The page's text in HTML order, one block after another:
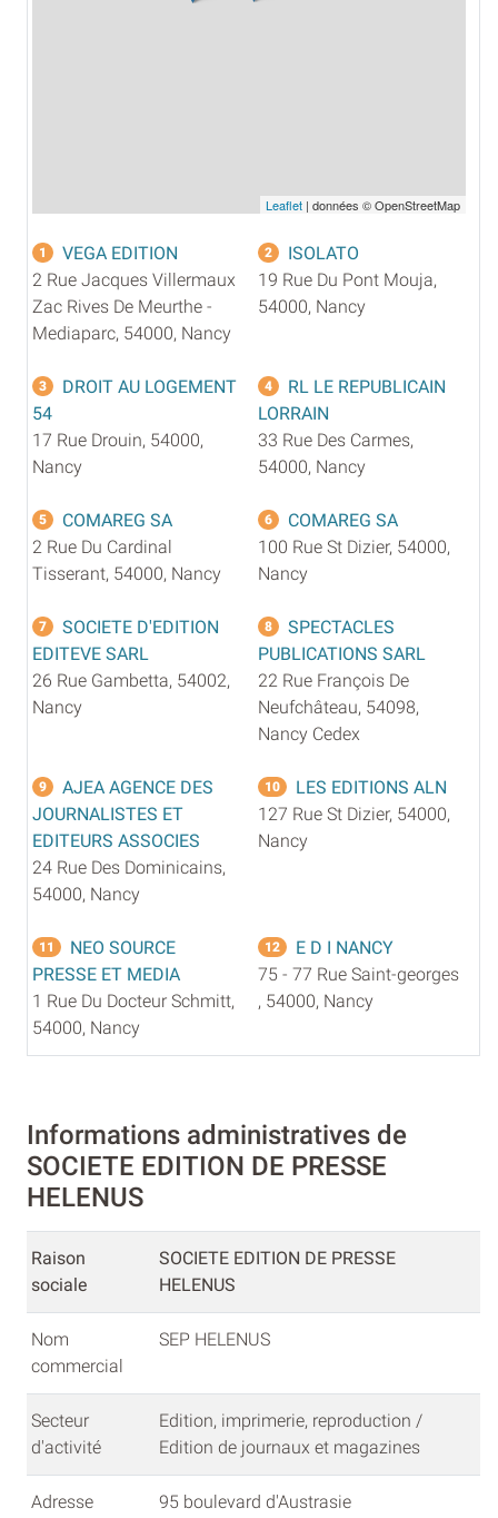
Leaflet | données © OpenStreetMap
1
VEGA EDITION
2 Rue Jacques Villermaux
Zac Rives De Meurthe -
Mediaparc, 54000, Nancy
2
ISOLATO
19 Rue Du Pont Mouja,
54000, Nancy
3
DROIT AU LOGEMENT
54
17 Rue Drouin, 54000,
Nancy
4
RL LE REPUBLICAIN
LORRAIN
33 Rue Des Carmes,
54000, Nancy
5
COMAREG SA
2 Rue Du Cardinal
Tisserant, 54000, Nancy
6
COMAREG SA
100 Rue St Dizier, 54000,
Nancy
7
SOCIETE D'EDITION
EDITEVE SARL
26 Rue Gambetta, 54002,
Nancy
8
SPECTACLES
PUBLICATIONS SARL
22 Rue François De
Neufchâteau, 54098,
Nancy Cedex
9
AJEA AGENCE DES
JOURNALISTES ET
EDITEURS ASSOCIES
24 Rue Des Dominicains,
54000, Nancy
10
LES EDITIONS ALN
127 Rue St Dizier, 54000,
Nancy
11
NEO SOURCE
PRESSE ET MEDIA
1 Rue Du Docteur Schmitt,
54000, Nancy
12
E D I NANCY
75 - 77 Rue Saint-georges
, 54000, Nancy
Informations administratives de
SOCIETE EDITION DE PRESSE
HELENUS
Raison
sociale
SOCIETE EDITION DE PRESSE
HELENUS
Nom
commercial
SEP HELENUS
Secteur
d'activité
Edition, imprimerie, reproduction /
Edition de journaux et magazines
Adresse 95 boulevard d'Austrasie